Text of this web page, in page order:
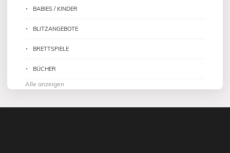
BABIES / KINDER
BLITZANGEBOTE
BRETTSPIELE
BÜCHER
Alle anzeigen